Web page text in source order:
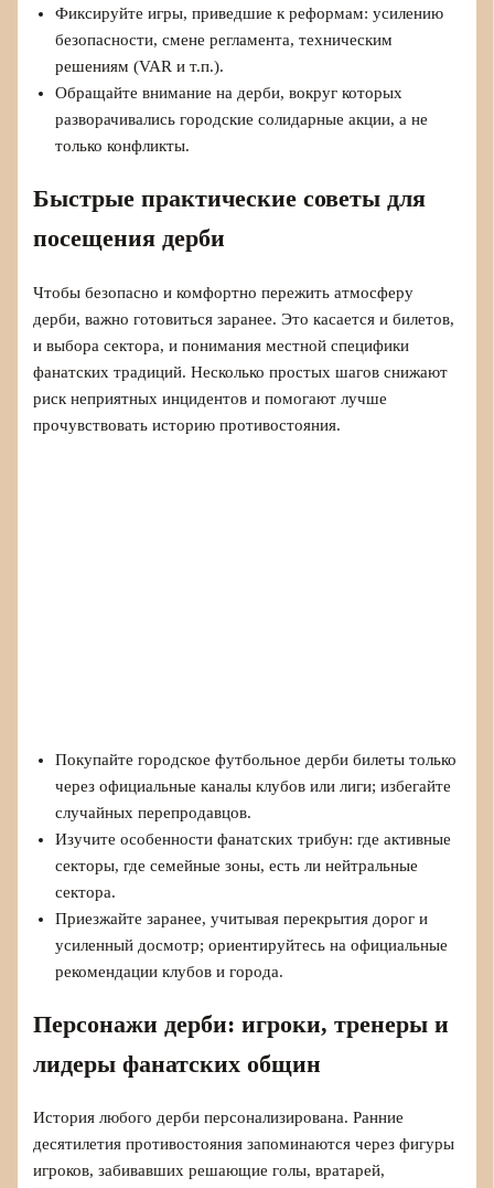
Фиксируйте игры, приведшие к реформам: усилению
безопасности, смене регламента, техническим
решениям (VAR и т.п.).
Обращайте внимание на дерби, вокруг которых
разворачивались городские солидарные акции, а не
только конфликты.
Быстрые практические советы для
посещения дерби
Чтобы безопасно и комфортно пережить атмосферу
дерби, важно готовиться заранее. Это касается и билетов,
и выбора сектора, и понимания местной специфики
фанатских традиций. Несколько простых шагов снижают
риск неприятных инцидентов и помогают лучше
прочувствовать историю противостояния.
Покупайте городское футбольное дерби билеты только
через официальные каналы клубов или лиги; избегайте
случайных перепродавцов.
Изучите особенности фанатских трибун: где активные
секторы, где семейные зоны, есть ли нейтральные
сектора.
Приезжайте заранее, учитывая перекрытия дорог и
усиленный досмотр; ориентируйтесь на официальные
рекомендации клубов и города.
Персонажи дерби: игроки, тренеры и
лидеры фанатских общин
История любого дерби персонализирована. Ранние
десятилетия противостояния запоминаются через фигуры
игроков, забивавших решающие голы, вратарей,